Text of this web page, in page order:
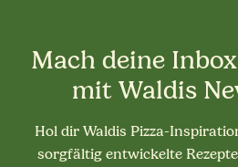
Mach deine
mit Waldis
Hol dir Waldis Pizza-
sorgfältig entwickelte